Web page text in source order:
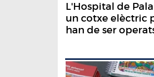
L'Hospital de
un cotxe elèctric
han de ser